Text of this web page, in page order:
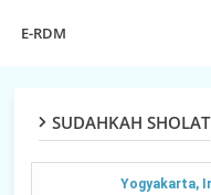
E-RDM
SUDAHKAH SHOLAT